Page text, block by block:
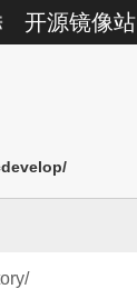
开源镜像站